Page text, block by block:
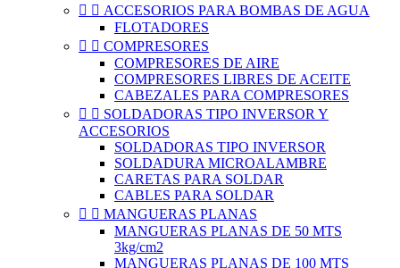
  ACCESORIOS PARA BOMBAS DE AGUA
FLOTADORES
  COMPRESORES
COMPRESORES DE AIRE
COMPRESORES LIBRES DE ACEITE
CABEZALES PARA COMPRESORES
  SOLDADORAS TIPO INVERSOR Y
ACCESORIOS
SOLDADORAS TIPO INVERSOR
SOLDADURA MICROALAMBRE
CARETAS PARA SOLDAR
CABLES PARA SOLDAR
  MANGUERAS PLANAS
MANGUERAS PLANAS DE 50 MTS
3kg/cm2
MANGUERAS PLANAS DE 100 MTS